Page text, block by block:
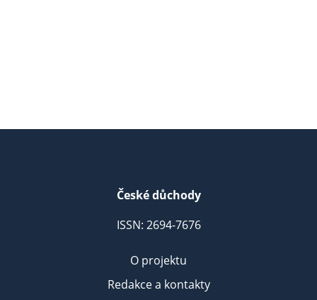
České důchody
ISSN: 2694-7676
O projektu
Redakce a kontakty